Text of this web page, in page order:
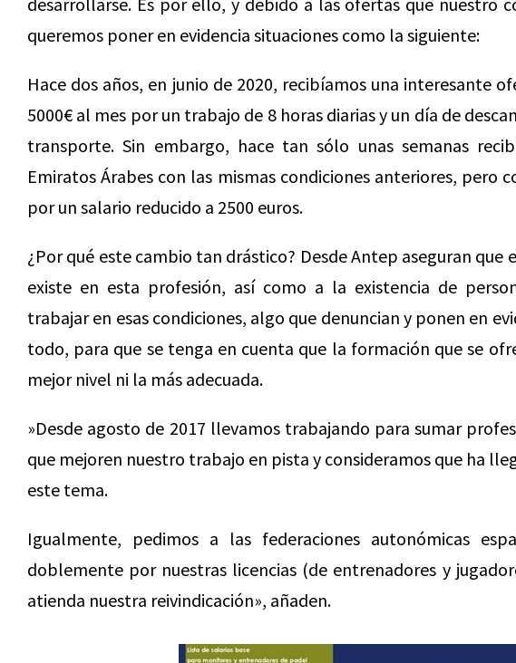
queremos poner en evidencia situaciones como la siguiente:
Hace dos años, en junio de 2020, recibíamos una interesante
5000€ al mes por un trabajo de 8 horas diarias y un día de
transporte. Sin embargo, hace tan sólo unas semanas
Emiratos Árabes con las mismas condiciones anteriores, pero
por un salario reducido a 2500 euros.
¿Por qué este cambio tan drástico? Desde Antep aseguran que
existe en esta profesión, así como a la existencia de
trabajar en esas condiciones, algo que denuncian y ponen en
todo, para que se tenga en cuenta que la formación que se
mejor nivel ni la más adecuada.
»Desde agosto de 2017 llevamos trabajando para sumar
que mejoren nuestro trabajo en pista y consideramos que ha
este tema.
Igualmente, pedimos a las federaciones autonómicas
doblemente por nuestras licencias (de entrenadores y
atienda nuestra reivindicación», añaden.